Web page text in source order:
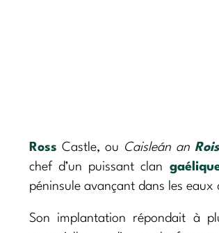
Ross Castle, ou Caisleán an Rois
chef d’un puissant clan
péninsule avançant dans les
Son implantation répondait à